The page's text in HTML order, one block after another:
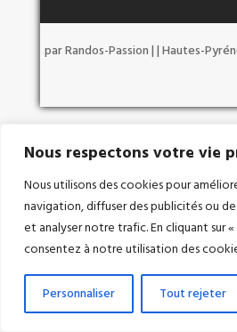
Nous respectons votre vie
Nous utilisons des cookies pour
navigation, diffuser des publicités ou
et analyser notre trafic. En cliquant sur
consentez à notre utilisation des
Personnaliser Tout rejeter
parRandos-Passion | | Hautes-
Le pic de Paloumére depuis la